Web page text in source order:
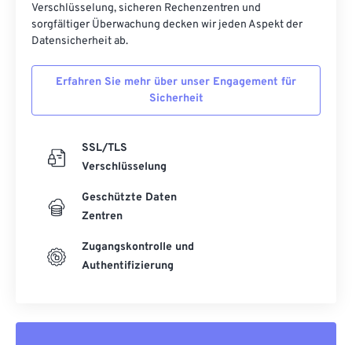
Verschlüsselung, sicheren Rechenzentren und
sorgfältiger Überwachung decken wir jeden Aspekt der
Datensicherheit ab.
Erfahren Sie mehr über unser Engagement für
Sicherheit
SSL/TLS
Verschlüsselung
Geschützte Daten
Zentren
Zugangskontrolle und
Authentifizierung